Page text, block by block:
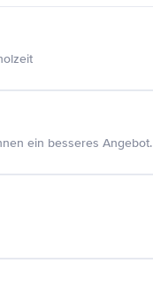
ein besseres Angebot.